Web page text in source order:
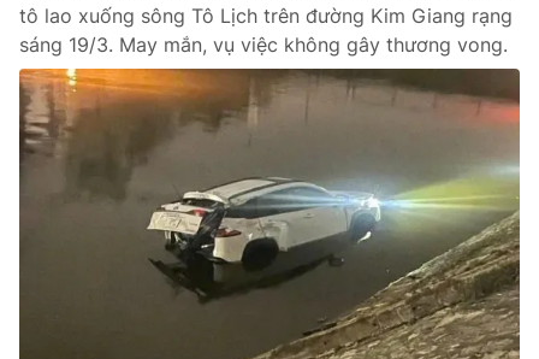
Photo Infographic
Video Shorts video
VTV Money
VTV Sức khoẻ Bất động sản
Tấm lòng Việt
tô lao xuống sông Tô Lịch trên đường Kim Giang rạng
sáng 19/3. May mắn, vụ việc không gây thương vong.